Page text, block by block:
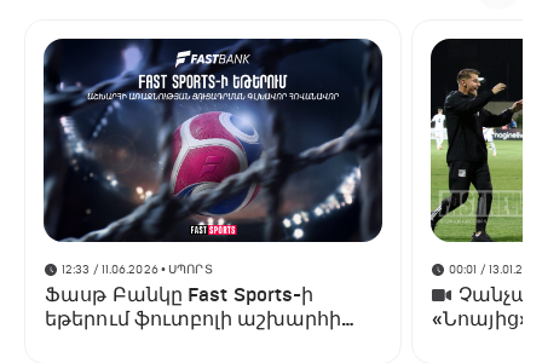
12:33 / 11.06.2026• ՍՊՈՐՏ
Ֆասթ Բանկը Fast Sports-ի
եթերում ֆուտբոլի աշխարհի
00:01 /
«Նոայից»